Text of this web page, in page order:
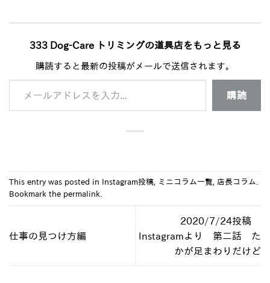
333 Dog-Care トリミングの道具店をもっと見る
購読すると最新の投稿がメールで送信されます。
メールアドレスを入力...
購読
This entry was posted in Instagram投稿, ミニコラム一覧, 店長コラム
Bookmark the permalink
仕事の見つけ方編
2020/7/24投稿
Instagramより 第二話 た
かが足まわりだけど